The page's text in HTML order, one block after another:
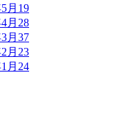
月 19
月 28
月 37
月 23
月 24